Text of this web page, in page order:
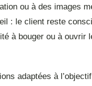
ou à des images
: le client reste
à bouger ou à ouvrir
adaptées à